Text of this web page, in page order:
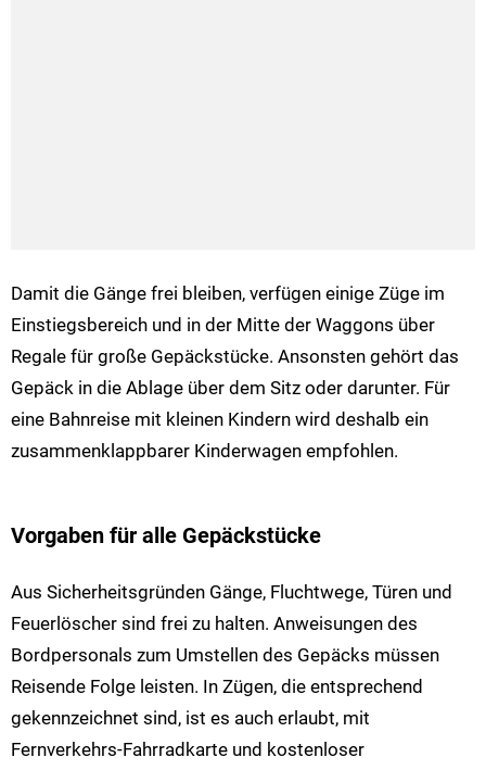
Damit die Gänge frei bleiben, verfügen einige Züge im
Einstiegsbereich und in der Mitte der Waggons über
Regale für große Gepäckstücke. Ansonsten gehört das
Gepäck in die Ablage über dem Sitz oder darunter. Für
eine Bahnreise mit kleinen Kindern wird deshalb ein
zusammenklappbarer Kinderwagen empfohlen.
Vorgaben für alle Gepäckstücke
Aus Sicherheitsgründen Gänge, Fluchtwege, Türen und
Feuerlöscher sind frei zu halten. Anweisungen des
Bordpersonals zum Umstellen des Gepäcks müssen
Reisende Folge leisten. In Zügen, die entsprechend
gekennzeichnet sind, ist es auch erlaubt, mit
Fernverkehrs-Fahrradkarte und kostenloser